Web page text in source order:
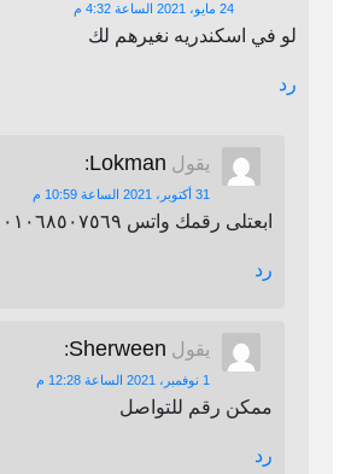
24 مايو، 2021 الساعة 4:32 م
لو في اسكندريه نغيرهم لك
رد
يقول Lokman
:
31 أكتوبر، 2021 الساعة 10:59 م
ابعتلى رقمك واتس ٠١٠٦٨٥٠٧٥٦٩
رد
يقول Sherween
:
1 نوفمبر، 2021 الساعة 12:28 م
ممكن رقم للتواصل
رد